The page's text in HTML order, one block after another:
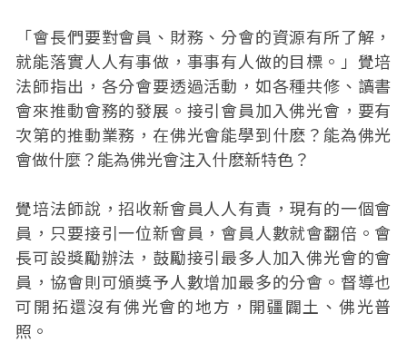
「會長們要對會員、財務、分會的資源有所了解，
就能落實人人有事做，事事有人做的目標。」覺培
法師指出，各分會要透過活動，如各種共修、讀書
會來推動會務的發展。接引會員加入佛光會，要有
次第的推動業務，在佛光會能學到什麽？能為佛光
會做什麼？能為佛光會注入什麽新特色？
覺培法師說，招收新會員人人有責，現有的一個會
員，只要接引一位新會員，會員人數就會翻倍。會
長可設獎勵辦法，鼓勵接引最多人加入佛光會的會
員，協會則可頒獎予人數增加最多的分會。督導也
可開拓還沒有佛光會的地方，開疆闢土、佛光普
照。